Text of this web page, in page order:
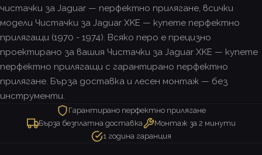
чистачки за Jaguar — перфектно прилягане, всички
модели Чистачки за Jaguar XKE — купете перфектно
прилягащи (1970 - 1974). Всяко перо е прецизно
проектирано за вашия Чистачки за Jaguar XKE — купете
перфектно прилягащи с гарантирано перфектно
прилягане. Бърза доставка и лесен монтаж — без
инструменти.
Гарантирано перфектно прилягане
Бърза безплатна доставка
Монтаж за 2 минути
1 година гаранция